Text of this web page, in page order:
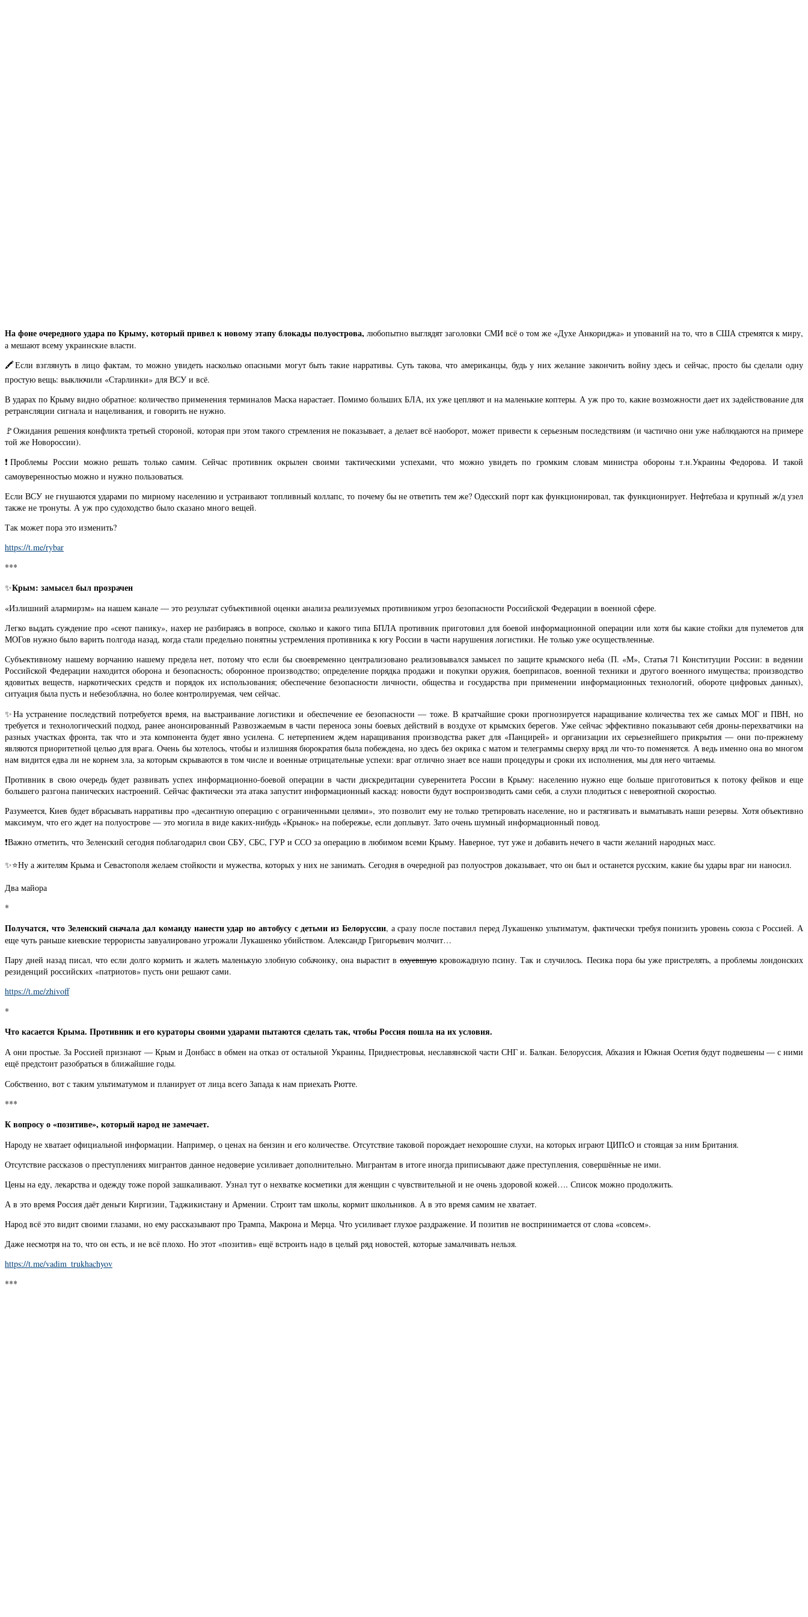
На фоне очередного удара по Крыму, который привел к новому этапу блокады полуострова, любопытно выглядят заголовки СМИ всё о том же «Духе Анкориджа» и упований на то, что в США стремятся к миру,
а мешают всему украинские власти.
🖍Если взглянуть в лицо фактам, то можно увидеть насколько опасными могут быть такие нарративы. Суть такова, что американцы, будь у них желание закончить войну здесь и сейчас, просто бы сделали одну
простую вещь: выключили «Старлинки» для ВСУ и всё.
В ударах по Крыму видно обратное: количество применения терминалов Маска нарастает. Помимо больших БЛА, их уже цепляют и на маленькие коптеры. А уж про то, какие возможности дает их задействование для
ретрансляции сигнала и нацеливания, и говорить не нужно.
🚩Ожидания решения конфликта третьей стороной, которая при этом такого стремления не показывает, а делает всё наоборот, может привести к серьезным последствиям (и частично они уже наблюдаются на примере
той же Новороссии).
❗️Проблемы России можно решать только самим. Сейчас противник окрылен своими тактическими успехами, что можно увидеть по громким словам министра обороны т.н.Украины Федорова. И такой
самоуверенностью можно и нужно пользоваться.
Если ВСУ не гнушаются ударами по мирному населению и устраивают топливный коллапс, то почему бы не ответить тем же? Одесский порт как функционировал, так функционирует. Нефтебаза и крупный ж/д узел
также не тронуты. А уж про судоходство было сказано много вещей.
Так может пора это изменить?
https://t.me/rybar
***
✨Крым: замысел был прозрачен
«Излишний алармирзм» на нашем канале — это результат субъективной оценки анализа реализуемых противником угроз безопасности Российской Федерации в военной сфере.
Легко выдать суждение про «сеют панику», нахер не разбираясь в вопросе, сколько и какого типа БПЛА противник приготовил для боевой информационной операции или хотя бы какие стойки для пулеметов для
МОГов нужно было варить полгода назад, когда стали предельно понятны устремления противника к югу России в части нарушения логистики. Не только уже осуществленные.
Субъективному нашему ворчанию нашему предела нет, потому что если бы своевременно централизовано реализовывался замысел по защите крымского неба (П. «М», Статья 71 Конституции России: в ведении
Российской Федерации находится оборона и безопасность; оборонное производство; определение порядка продажи и покупки оружия, боеприпасов, военной техники и другого военного имущества; производство
ядовитых веществ, наркотических средств и порядок их использования; обеспечение безопасности личности, общества и государства при применении информационных технологий, обороте цифровых данных),
ситуация была пусть и небезоблачна, но более контролируемая, чем сейчас.
✨На устранение последствий потребуется время, на выстраивание логистики и обеспечение ее безопасности — тоже. В кратчайшие сроки прогнозируется наращивание количества тех же самых МОГ и ПВН, но
требуется и технологический подход, ранее анонсированный Развозжаемым в части переноса зоны боевых действий в воздухе от крымских берегов. Уже сейчас эффективно показывают себя дроны-перехватчики на
разных участках фронта, так что и эта компонента будет явно усилена. С нетерпением ждем наращивания производства ракет для «Панцирей» и организации их серьезнейшего прикрытия — они по-прежнему
являются приоритетной целью для врага. Очень бы хотелось, чтобы и излишняя бюрократия была побеждена, но здесь без окрика с матом и телеграммы сверху вряд ли что-то поменяется. А ведь именно она во многом
нам видится едва ли не корнем зла, за которым скрываются в том числе и военные отрицательные успехи: враг отлично знает все наши процедуры и сроки их исполнения, мы для него читаемы.
Противник в свою очередь будет развивать успех информационно-боевой операции в части дискредитации суверенитета России в Крыму: населению нужно еще больше приготовиться к потоку фейков и еще
большего разгона панических настроений. Сейчас фактически эта атака запустит информационный каскад: новости будут воспроизводить сами себя, а слухи плодиться с невероятной скоростью.
Разумеется, Киев будет вбрасывать нарративы про «десантную операцию с ограниченными целями», это позволит ему не только третировать население, но и растягивать и выматывать наши резервы. Хотя объективно
максимум, что его ждет на полуострове — это могила в виде каких-нибудь «Крынок» на побережье, если доплывут. Зато очень шумный информационный повод.
❗️Важно отметить, что Зеленский сегодня поблагодарил свои СБУ, СБС, ГУР и ССО за операцию в любимом всеми Крыму. Наверное, тут уже и добавить нечего в части желаний народных масс.
✨⭐️Ну а жителям Крыма и Севастополя желаем стойкости и мужества, которых у них не занимать. Сегодня в очередной раз полуостров доказывает, что он был и останется русским, какие бы удары враг ни наносил.
Два майора
*
Получатся, что Зеленский сначала дал команду нанести удар но автобусу с детьми из Белоруссии, а сразу после поставил перед Лукашенко ультиматум, фактически требуя понизить уровень союза с Россией. А
еще чуть раньше киевские террористы завуалировано угрожали Лукашенко убийством. Александр Григорьевич молчит…
Пару дней назад писал, что если долго кормить и жалеть маленькую злобную собачонку, она вырастит вохуевшуюкровожадную псину. Так и случилось. Песика пора бы уже пристрелять, а проблемы лондонских
резиденций российских «патриотов» пусть они решают сами.
https://t.me/zhivoff
*
Что касается Крыма. Противник и его кураторы своими ударами пытаются сделать так, чтобы Россия пошла на их условия.
А они простые. За Россией признают — Крым и Донбасс в обмен на отказ от остальной Украины, Приднестровья, неславянской части СНГ и. Балкан. Белоруссия, Абхазия и Южная Осетия будут подвешены — с ними
ещё предстоит разобраться в ближайшие годы.
Собственно, вот с таким ультиматумом и планирует от лица всего Запада к нам приехать Рютте.
***
К вопросу о «позитиве», который народ не замечает.
Народу не хватает официальной информации. Например, о ценах на бензин и его количестве. Отсутствие таковой порождает нехорошие слухи, на которых играют ЦИПсО и стоящая за ним Британия.
Отсутствие рассказов о преступлениях мигрантов данное недоверие усиливает дополнительно. Мигрантам в итоге иногда приписывают даже преступления, совершённые не ими.
Цены на еду, лекарства и одежду тоже порой зашкаливают. Узнал тут о нехватке косметики для женщин с чувствительной и не очень здоровой кожей…. Список можно продолжить.
А в это время Россия даёт деньги Киргизии, Таджикистану и Армении. Строит там школы, кормит школьников. А в это время самим не хватает.
Народ всё это видит своими глазами, но ему рассказывают про Трампа, Макрона и Мерца. Что усиливает глухое раздражение. И позитив не воспринимается от слова «совсем».
Даже несмотря на то, что он есть, и не всё плохо. Но этот «позитив» ещё встроить надо в целый ряд новостей, которые замалчивать нельзя.
https://t.me/vadim_trukhachyov
***